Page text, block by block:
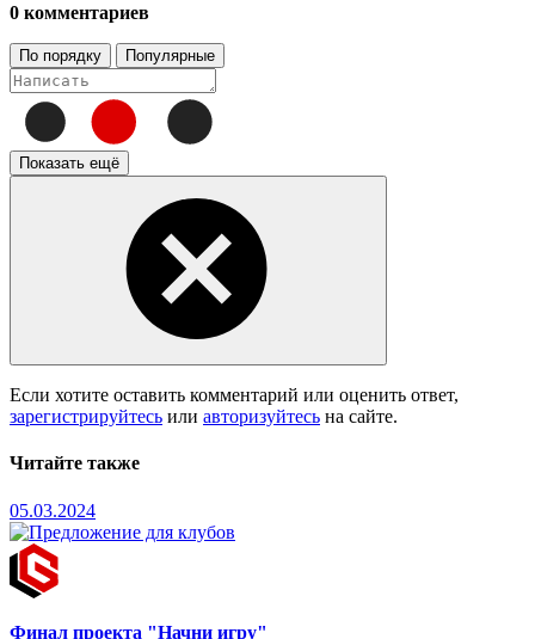
0 комментариев
По порядку Популярные
Показать ещё
Если хотите оставить комментарий или оценить ответ,
зарегистрируйтесь или авторизуйтесь на сайте.
Читайте также
05.03.2024
Финал проекта "Начни игру"